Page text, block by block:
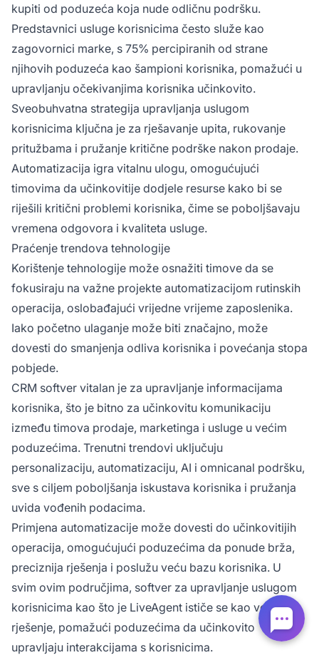
kupiti od poduzeća koja nude odličnu podršku.
Predstavnici usluge korisnicima često služe kao
zagovornici marke, s 75% percipiranih od strane
njihovih poduzeća kao šampioni korisnika, pomažući u
upravljanju očekivanjima korisnika učinkovito.
Sveobuhvatna strategija upravljanja uslugom
korisnicima ključna je za rješavanje upita, rukovanje
pritužbama i pružanje kritične podrške nakon prodaje.
Automatizacija igra vitalnu ulogu, omogućujući
timovima da učinkovitije dodjele resurse kako bi se
riješili kritični problemi korisnika, čime se poboljšavaju
vremena odgovora i kvaliteta usluge.
Praćenje trendova tehnologije
Korištenje tehnologije može osnažiti timove da se
fokusiraju na važne projekte automatizacijom rutinskih
operacija, oslobađajući vrijedne vrijeme zaposlenika.
Iako početno ulaganje može biti značajno, može
dovesti do smanjenja odliva korisnika i povećanja stopa
pobjede.
CRM softver vitalan je za upravljanje informacijama
korisnika, što je bitno za učinkovitu komunikaciju
između timova prodaje, marketinga i usluge u većim
poduzećima. Trenutni trendovi uključuju
personalizaciju, automatizaciju, AI i omnicanal podršku,
sve s ciljem poboljšanja iskustava korisnika i pružanja
uvida vođenih podacima.
Primjena automatizacije može dovesti do učinkovitijih
operacija, omogućujući poduzećima da ponude brža,
preciznija rješenja i poslužu veću bazu korisnika. U
svim ovim područjima, softver za upravljanje uslugom
korisnicima kao što je LiveAgent ističe se kao vodeće
rješenje, pomažući poduzećima da učinkovito
upravljaju interakcijama s korisnicima.